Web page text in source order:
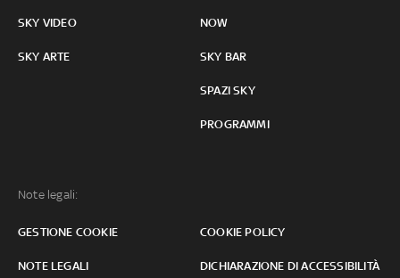
SKY VIDEO
SKY ARTE
NOW
SKY BAR
SPAZI SKY
PROGRAMMI
Note legali:
GESTIONE COOKIE COOKIE POLICY
NOTE LEGALI DICHIARAZIONE DI ACCESSIBILITÀ